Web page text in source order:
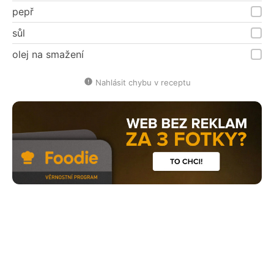
pepř
sůl
olej na smažení
Nahlásit chybu v receptu